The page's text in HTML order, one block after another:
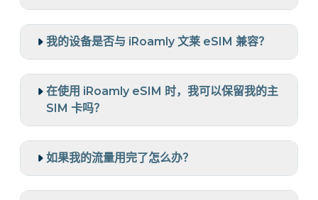
我的设备是否与 iRoamly 文莱 eSIM 兼容？
在使用 iRoamly eSIM 时，我可以保留我的主
SIM 卡吗？
如果我的流量用完了怎么办？